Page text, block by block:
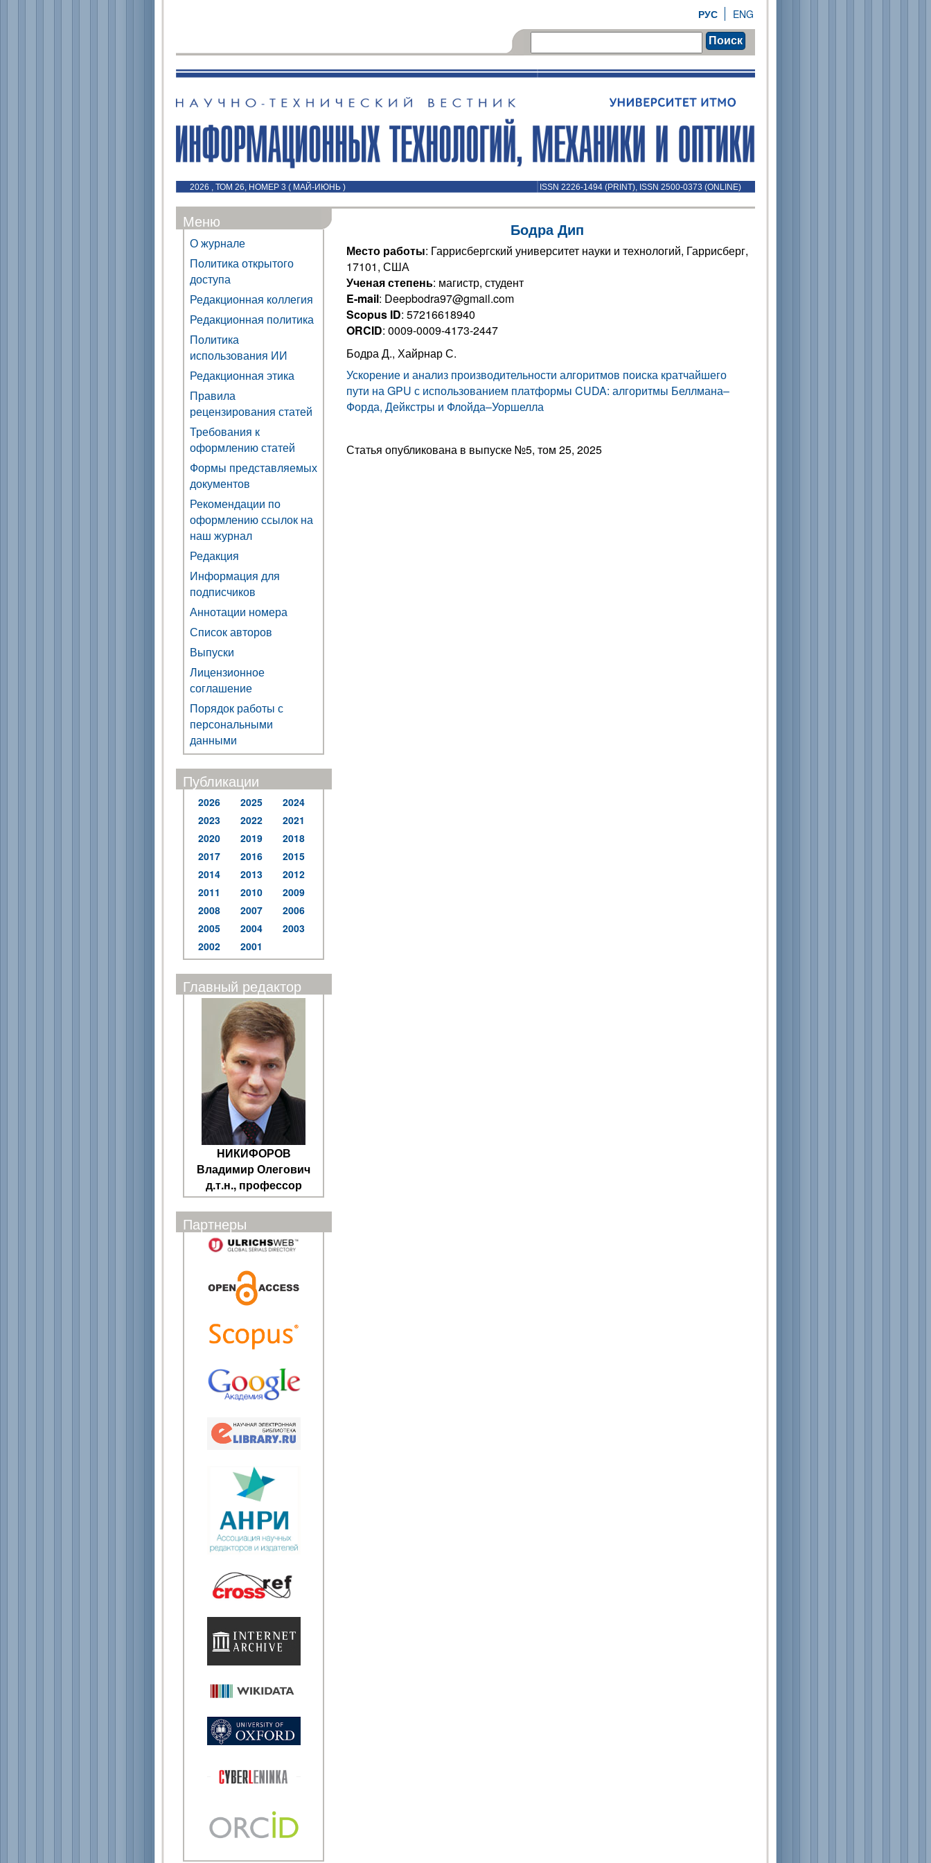
ENG
РУС
Поиск
2026 , ТОМ 26, НОМЕР 3 ( МАЙ-ИЮНЬ ) ISSN 2226-1494 (PRINT), ISSN 2500-0373 (ONLINE)
Меню
О журнале
Политика открытого
доступа
Редакционная коллегия
Редакционная политика
Политика
использования ИИ
Редакционная этика
Правила
рецензирования статей
Требования к
оформлению статей
Формы представляемых
документов
Рекомендации по
оформлению ссылок на
наш журнал
Редакция
Информация для
подписчиков
Аннотации номера
Список авторов
Выпуски
Лицензионное
соглашение
Порядок работы с
персональными
данными
Публикации
2026 2025
2024
2023
2022
2021
2020
2019
2018
2017
2016
2015
2014
2013
2012
2011
2010
2009
2008
2007
2006
2005
2004
2003
2002
2001
Главный редактор
НИКИФОРОВ
Владимир Олегович
д.т.н., профессор
Партнеры
Бодра Дип
Место работы: Гаррисбергский университет науки и технологий, Гаррисберг,
17101, США
Ученая степень: магистр, студент
E-mail: Deepbodra97@gmail.com
Scopus ID: 57216618940
ORCID: 0009-0009-4173-2447
Бодра Д., Хайрнар С.
Ускорение и анализ производительности алгоритмов поиска кратчайшего
пути на GPU с использованием платформы CUDA: алгоритмы Беллмана–
Форда, Дейкстры и Флойда–Уоршелла
Статья опубликована в выпуске №5, том 25, 2025